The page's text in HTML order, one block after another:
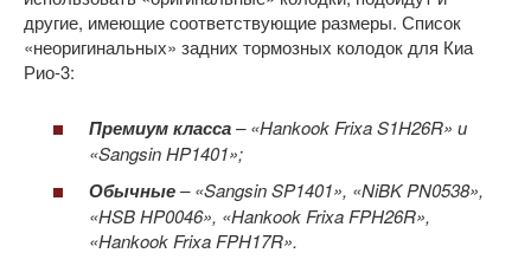
другие, имеющие соответствующие размеры. Список
«неоригинальных» задних тормозных колодок для Киа
Рио-3:
Премиум класса– «Hankook Frixa S1H26R» и
«Sangsin HP1401»;
Обычные– «Sangsin SP1401», «NiBK PN0538»,
«HSB HP0046», «Hankook Frixa FPH26R»,
«Hankook Frixa FPH17R».